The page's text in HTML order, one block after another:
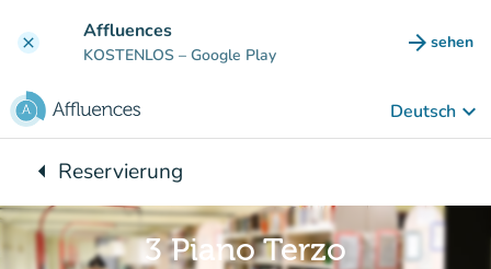
clear Affluences
KOSTENLOS – Google Play arrow_forward sehen
(new
Deutsch keyboard_arrow_down
arrow_leftZurück zu:
Reservierung
3 Piano Terzo